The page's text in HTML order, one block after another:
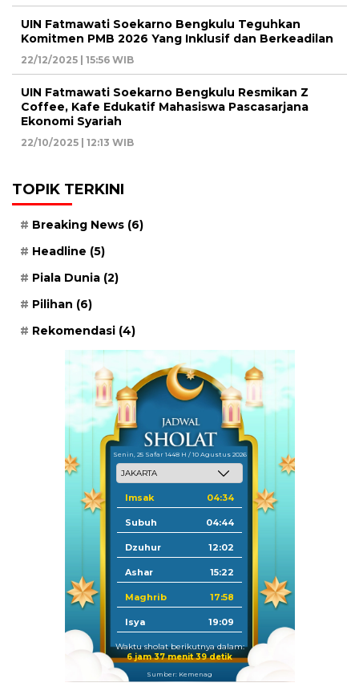
UIN Fatmawati Soekarno Bengkulu Teguhkan
Komitmen PMB 2026 Yang Inklusif dan Berkeadilan
22/12/2025 | 15:56 WIB
UIN Fatmawati Soekarno Bengkulu Resmikan Z
Coffee, Kafe Edukatif Mahasiswa Pascasarjana
Ekonomi Syariah
22/10/2025 | 12:13 WIB
TOPIK TERKINI
Breaking News (6)
Headline (5)
Piala Dunia (2)
Pilihan (6)
Rekomendasi (4)
Senin, 25 Safar 1448 H / 10 Agustus 2026
Imsak 04:34
Subuh 04:44
Dzuhur 12:02
Ashar 15:22
Maghrib 17:58
Isya 19:09
Waktu sholat berikutnya dalam:
6 jam 37 menit 38 detik
Sumber: Kemenag